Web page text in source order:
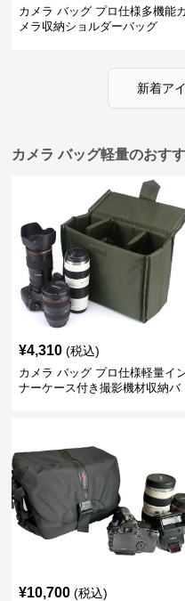
カメラ バッグ プロ仕様多機能カ
メラ収納ショルダーバッグ
新着ア
カメラ バッグ軽量のおす
¥4,310 (税込)
カメラ バッグ プロ仕様軽量イ
ナーケース付き撮影機材収納バ
¥10,700 (税込)